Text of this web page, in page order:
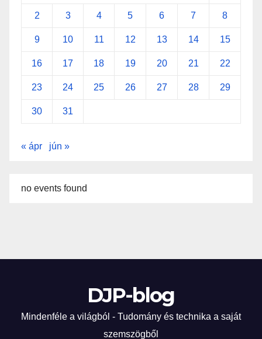
2 3 4 5 6 7 8
9 10 11 12 13 14 15
16 17 18 19 20 21 22
23 24 25 26 27 28 29
30 31
« ápr jún »
no events found
DJP-blog
Mindenféle a világból - Tudomány és technika a saját
szemszögből